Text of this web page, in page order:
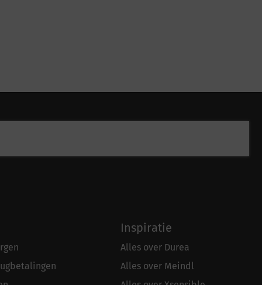
Inspiratie
Alles over Durea
Alles over Meindl